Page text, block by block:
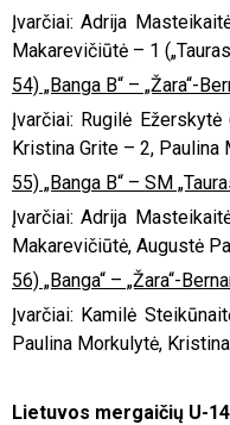
Įvarčiai: Adrija
Makarevičiūtė – 1
54) „Banga B“ – „Žara“-
Įvarčiai: Rugilė
Kristina Grite – 2, Paulina
55) „Banga B“ – SM
Įvarčiai: Adrija
Makarevičiūtė, Augustė
56) „Banga“ – „Žara“-
Įvarčiai: Kamilė
Paulina Morkulytė,
Lietuvos mergaičių U-